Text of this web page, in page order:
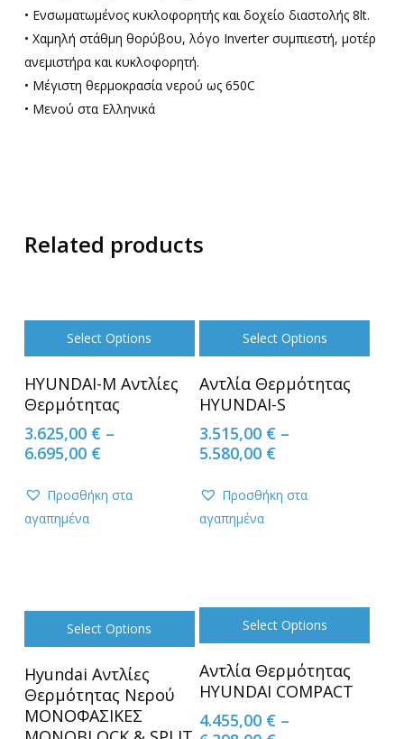
• Ενσωματωμένος κυκλοφορητής και δοχείο διαστολής 8lt.
• Χαμηλή στάθμη θορύβου, λόγο Inverter συμπιεστή, μοτέρ
ανεμιστήρα και κυκλοφορητή.
• Μέγιστη θερμοκρασία νερού ως 650C
• Μενού στα Ελληνικά
Related products
Select Options
product
has
multiple
variants.
options
may
product
page
HYUNDAI-M Αντλίες
Θερμότητας
3.625,00 € –
6.695,00 €Price
3.625,00 €
Προσθήκη στα
αγαπημένα
Select Options
product
has
multiple
variants.
options
may
product
page
Αντλία Θερμότητας
HYUNDAI-S
3.515,00 € –
5.580,00 €Price
3.515,00 €
Προσθήκη στα
αγαπημένα
Select Options
product
has
multiple
Hyundai Αντλίες
Θερμότητας Νερού
MONOΦΑΣΙΚΕΣ
Select Options
product
has
multiple
Αντλία Θερμότητας
HYUNDAI COMPACT
4.455,00 € –